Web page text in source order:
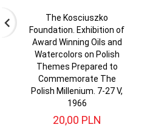
The Kosciuszko
Foundation. Exhibition of
Award Winning Oils and
Watercolors on Polish
Themes Prepared to
Commemorate The
Polish Millenium. 7-27 V,
1966
20,00 PLN